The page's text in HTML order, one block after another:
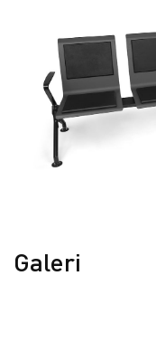
Galeri